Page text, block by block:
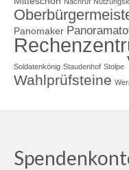
Panomaker
Soldatenkönig Staudenhof Stolpe
Wahlprüfsteine